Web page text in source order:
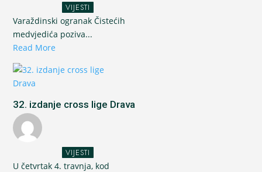
VIJESTI
Varaždinski ogranak Čistećih
medvjedića poziva...
Read More
32. izdanje cross lige Drava
VIJESTI
U četvrtak 4. travnja, kod